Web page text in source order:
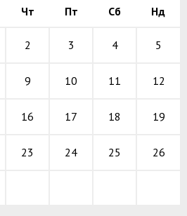
Чт Пт Сб Нд
2 3 4 5
9 10 11 12
16 17 18 19
23 24 25 26